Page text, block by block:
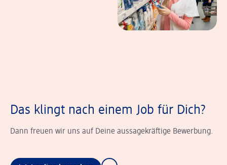
Das klingt nach einem Job für Dich?
Dann freuen wir uns auf Deine aussagekräftige Bewerbung.